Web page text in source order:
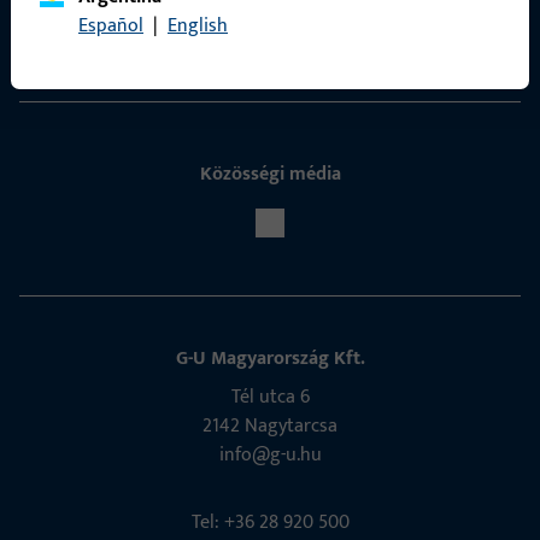
Español | EnglishKapcsolatfelvétel
Közösségi média
G-U Magyarország Kft.
Tél utca 6
2142 Nagytarcsa
info@g-u.hu
Tel: +36 28 920 500